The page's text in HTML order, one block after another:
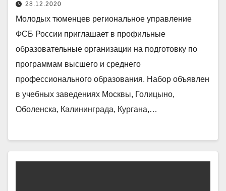
28.12.2020
Молодых тюменцев региональное управление
ФСБ России приглашает в профильные
образовательные организации на подготовку по
программам высшего и среднего
профессионального образования. Набор объявлен
в учебных заведениях Москвы, Голицыно,
Оболенска, Калининграда, Кургана,…